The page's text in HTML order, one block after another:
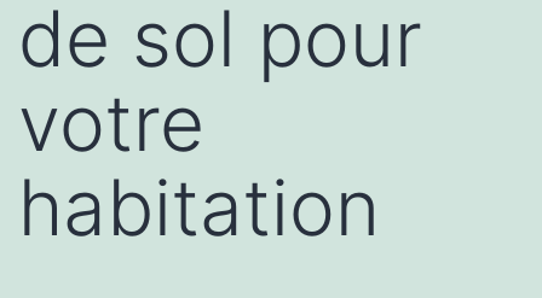
de sol pour
votre
habitation